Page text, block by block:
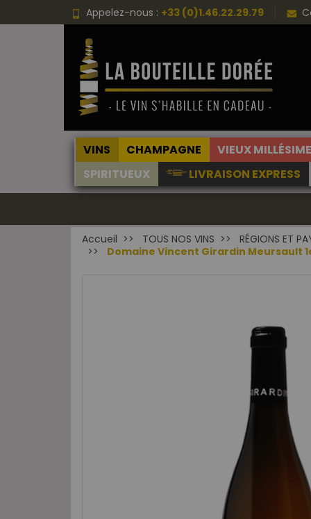
Appelez-nous : +33 (0)1.46.22.29.79
VINS CHAMPAGNE VIEUX
SPIRITUEUX
LIVRAISON EXPRESS
Accueil TOUS NOS VINS RÉGIONS ET
Domaine Vincent Girardin Meursault